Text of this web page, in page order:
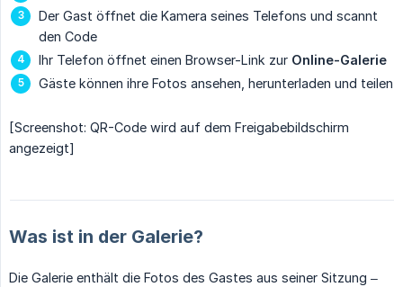
Der Gast öffnet die Kamera seines Telefons und scannt
den Code
Ihr Telefon öffnet einen Browser-Link zur Online-Galerie
Gäste können ihre Fotos ansehen, herunterladen und teilen
[Screenshot: QR-Code wird auf dem Freigabebildschirm
angezeigt]
Was ist in der Galerie?
Die Galerie enthält die Fotos des Gastes aus seiner Sitzung –